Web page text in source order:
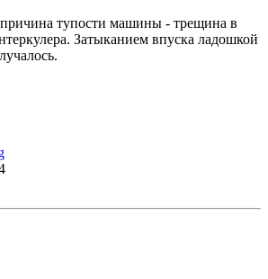
тупости машины - трещина в
Затыканием впуска ладошкой